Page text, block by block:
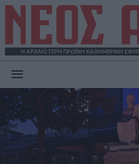
Η ΑΡΧΑΙΟΤΕΡΗ ΠΡΩΪΝΗ ΚΑΘΗΜΕΡΙΝΗ
ΑΓΩΝ